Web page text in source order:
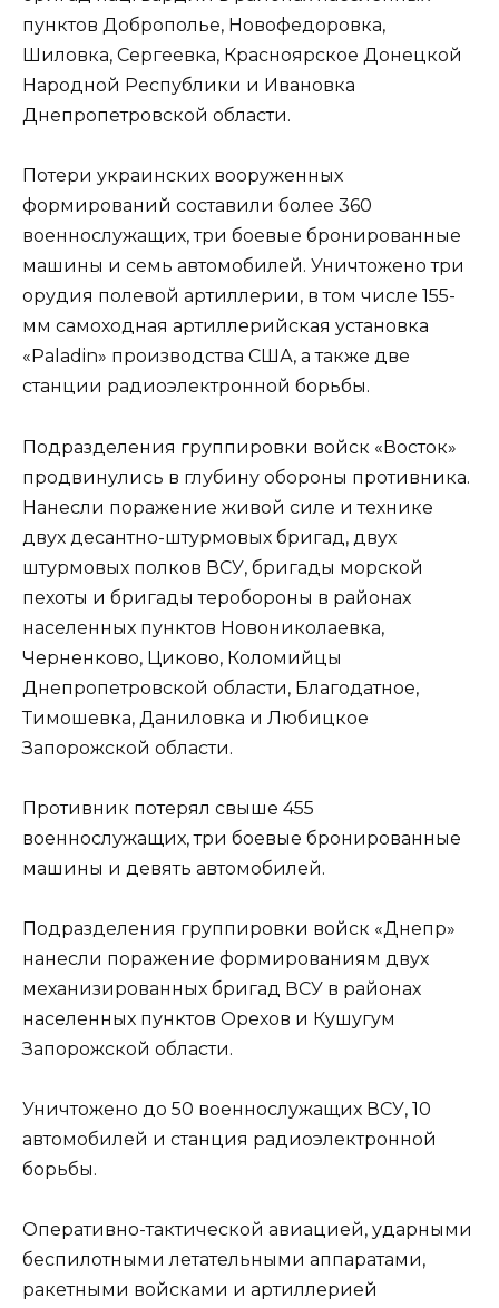
пунктов Доброполье, Новофедоровка,
Шиловка, Сергеевка, Красноярское Донецкой
Народной Республики и Ивановка
Днепропетровской области.
Потери украинских вооруженных
формирований составили более 360
военнослужащих, три боевые бронированные
машины и семь автомобилей. Уничтожено три
орудия полевой артиллерии, в том числе 155-
мм самоходная артиллерийская установка
«Paladin» производства США, а также две
станции радиоэлектронной борьбы.
Подразделения группировки войск «Восток»
продвинулись в глубину обороны противника.
Нанесли поражение живой силе и технике
двух десантно-штурмовых бригад, двух
штурмовых полков ВСУ, бригады морской
пехоты и бригады теробороны в районах
населенных пунктов Новониколаевка,
Черненково, Циково, Коломийцы
Днепропетровской области, Благодатное,
Тимошевка, Даниловка и Любицкое
Запорожской области.
Противник потерял свыше 455
военнослужащих, три боевые бронированные
машины и девять автомобилей.
Подразделения группировки войск «Днепр»
нанесли поражение формированиям двух
механизированных бригад ВСУ в районах
населенных пунктов Орехов и Кушугум
Запорожской области.
Уничтожено до 50 военнослужащих ВСУ, 10
автомобилей и станция радиоэлектронной
борьбы.
Оперативно-тактической авиацией, ударными
беспилотными летательными аппаратами,
ракетными войсками и артиллерией